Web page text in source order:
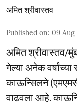
अमित श्रीवास्तव
Published on: 09 Aug
अमित श्रीवास्तव/
गेल्या अनेक
काऊन्सिलने
वाढवला आहे.